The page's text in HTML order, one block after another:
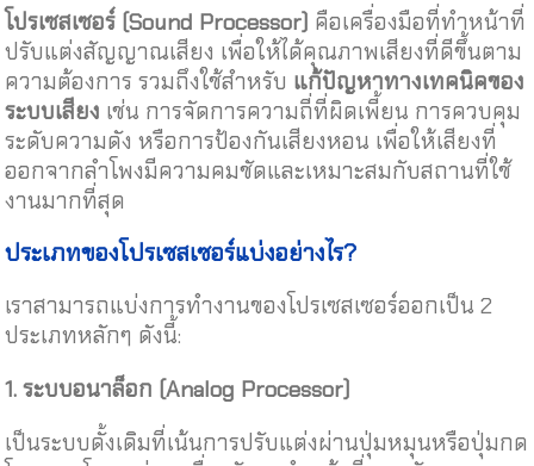
โปรเซสเซอร์ (Sound Processor) คือเครื่องมือที่ทำหน้าที่
ปรับแต่งสัญญาณเสียง เพื่อให้ได้คุณภาพเสียงที่ดีขึ้นตาม
ความต้องการ รวมถึงใช้สำหรับ แก้ปัญหาทางเทคนิคของ
ระบบเสียง เช่น การจัดการความถี่ที่ผิดเพี้ยน การควบคุม
ระดับความดัง หรือการป้องกันเสียงหอน เพื่อให้เสียงที่
ออกจากลำโพงมีความคมชัดและเหมาะสมกับสถานที่ใช้
งานมากที่สุด
ประเภทของโปรเซสเซอร์แบ่งอย่างไร?
เราสามารถแบ่งการทำงานของโปรเซสเซอร์ออกเป็น 2
ประเภทหลักๆ ดังนี้:
1.ระบบอนาล็อก (Analog Processor)
เป็นระบบดั้งเดิมที่เน้นการปรับแต่งผ่านปุ่มหมุนหรือปุ่มกด